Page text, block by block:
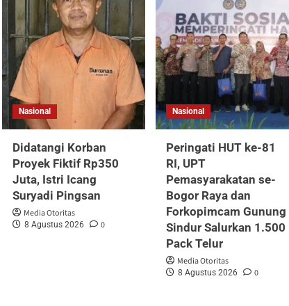
Nasional
Didatangi Korban
Proyek Fiktif Rp350
Juta, Istri Icang
Suryadi Pingsan
Media Otoritas
8 Agustus 2026 0
Nasional
Peringati HUT ke-81
RI, UPT
Pemasyarakatan se-
Bogor Raya dan
Forkopimcam Gunung
Sindur Salurkan 1.500
Pack Telur
Media Otoritas
8 Agustus 2026 0